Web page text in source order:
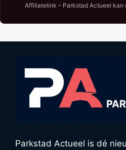
Affiliatelink – Parkstad Actueel kan
Parkstad Actueel is dé